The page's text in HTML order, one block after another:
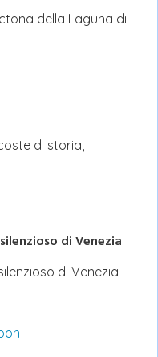
della Laguna di
di storia,
di Venezia
di Venezia